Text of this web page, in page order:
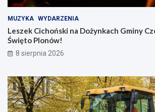
MUZYKA WYDARZENIA
Leszek Cichoński na Dożynkach Gminy
Święto Plonów!
8 sierpnia 2026